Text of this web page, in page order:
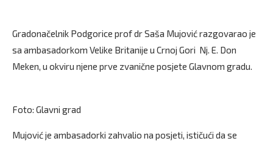
Gradonačelnik Podgorice prof dr Saša Mujović razgovarao je
sa ambasadorkom Velike Britanije u Crnoj Gori Nj. E. Don
Meken, u okviru njene prve zvanične posjete Glavnom gradu.
Foto: Glavni grad
Mujović je ambasadorki zahvalio na posjeti, ističući da se